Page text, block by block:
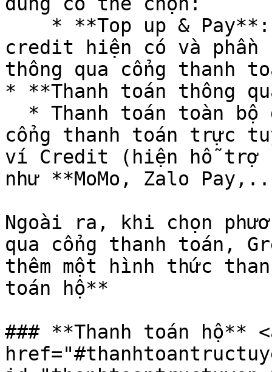
credit hiện có và phần
thông qua cổng thanh
* **Thanh toán thông
cổng thanh toán trực
ví Credit (hiện hỗ trợ
như **MoMo, Zalo
Ngoài ra, khi chọn
qua cổng thanh toán,
thêm một hình thức
toán hộ**
### **Thanh toán hộ**